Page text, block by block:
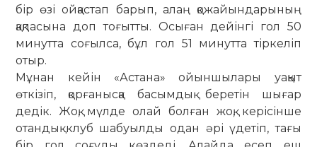
бір өзі ойқастап барып, алаң қожайындарының
қақпасына доп тоғытты. Осыған дейінгі гол 50
минутта соғылса, бұл гол 51 минутта тіркеліп
отыр.
Мұнан кейін «Астана» ойыншылары уақыт
өткізіп, қорғанысқа басымдық беретін шығар
дедік. Жоқ, мүлде олай болған жоқ, керісінше
отандық клуб шабуылды одан әрі үдетіп, тағы